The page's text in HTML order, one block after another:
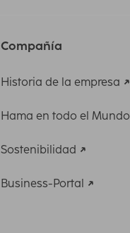
Compañía
Historia de la empresa
Hama en todo el Mundo
Sostenibilidad
Business-Portal